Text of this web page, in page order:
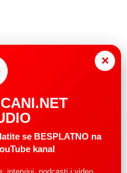
×
se BESPLATNO na
kanal